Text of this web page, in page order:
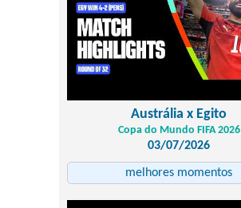
Austrália x Egito
Copa do Mundo FIFA 2026
03/07/2026
melhores momentos